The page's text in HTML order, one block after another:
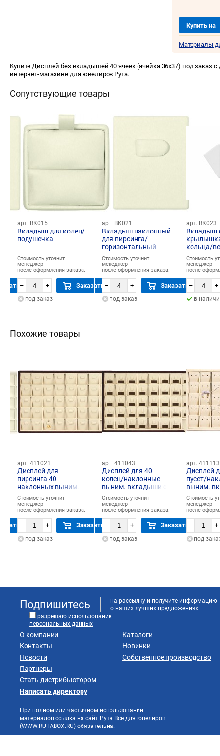
Купить на
Материалы
Купите Дисплей без вкладышей 40 ячеек (ячейка 36х37) под заказ с
интернет-магазине для ювелиров Рута.
Сопутствующие товары
арт. ВК015
Вкладыш для колец/
подушечка
Стоимость уточнит
менеджер
после оформления заказа.
– + Заказать
под заказ
арт. ВК021
Вкладыш наклонный
для пирсинга/
горизонтальный
язычок
Стоимость уточнит
менеджер
после оформления заказа.
– + Заказать
под заказ
арт. ВК023
Вкладыш
кольца/
язычок
Стоимость
менеджер
после
– +
в
Похожие товары
арт. 411021
Дисплей для
пирсинга 40
наклонных выним.
вкладышей/
горизонтальный
язычок
Стоимость уточнит
менеджер
после оформления заказа.
– + Заказать
под заказ
арт. 411043
Дисплей для 40
колец/наклонные
выним. вкладыши с
крылышками с
окошком для бирки/
язычок
Стоимость уточнит
менеджер
после оформления заказа.
– + Заказать
под заказ
арт. 411113
Дисплей
пусет/
выним.
отверстия
Стоимость
менеджер
после
– +
под
Подпишитесь
на рассылку и получите информацию
о наших лучших предложениях
разрешаю использование
персональных данных
О компании
Контакты
Новости
Партнеры
Стать дистрибьютором
Каталоги
Новинки
Собственное производство
Написать директору
При полном или частичном использовании
материалов ссылка на сайт Рута Все для ювелиров
(WWW.RUTABOX.RU) обязательна.